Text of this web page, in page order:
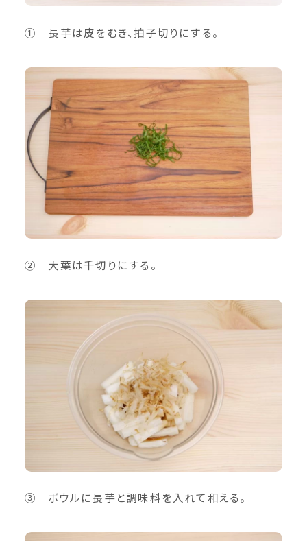
➀ 長芋は皮をむき、拍子切りにする。
② 大葉は千切りにする。
③ ボウルに長芋と調味料を入れて和える。